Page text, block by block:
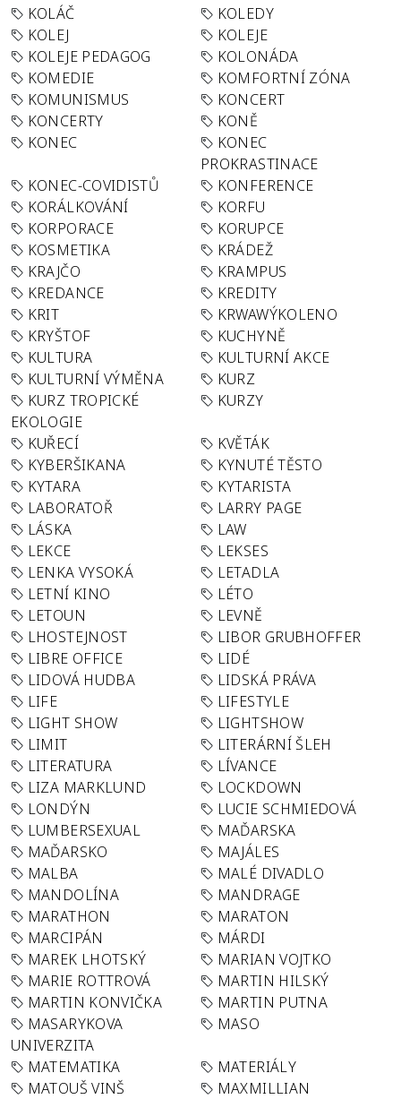
KOLÁČ
KOLEDY
KOLEJ
KOLEJE
KOLEJE PEDAGOG
KOLONÁDA
KOMEDIE
KOMFORTNÍ ZÓNA
KOMUNISMUS
KONCERT
KONCERTY
KONĚ
KONEC
KONEC
PROKRASTINACE
KONEC-COVIDISTŮ
KONFERENCE
KORÁLKOVÁNÍ
KORFU
KORPORACE
KORUPCE
KOSMETIKA
KRÁDEŽ
KRAJČO
KRAMPUS
KREDANCE
KREDITY
KRIT
KRWAWÝKOLENO
KRYŠTOF
KUCHYNĚ
KULTURA
KULTURNÍ AKCE
KULTURNÍ VÝMĚNA
KURZ
KURZ TROPICKÉ
EKOLOGIE
KURZY
KUŘECÍ
KVĚTÁK
KYBERŠIKANA
KYNUTÉ TĚSTO
KYTARA
KYTARISTA
LABORATOŘ
LARRY PAGE
LÁSKA
LAW
LEKCE
LEKSES
LENKA VYSOKÁ
LETADLA
LETNÍ KINO
LÉTO
LETOUN
LEVNĚ
LHOSTEJNOST
LIBOR GRUBHOFFER
LIBRE OFFICE
LIDÉ
LIDOVÁ HUDBA
LIDSKÁ PRÁVA
LIFE
LIFESTYLE
LIGHT SHOW
LIGHTSHOW
LIMIT
LITERÁRNÍ ŠLEH
LITERATURA
LÍVANCE
LIZA MARKLUND
LOCKDOWN
LONDÝN
LUCIE SCHMIEDOVÁ
LUMBERSEXUAL
MAĎARSKA
MAĎARSKO
MAJÁLES
MALBA
MALÉ DIVADLO
MANDOLÍNA
MANDRAGE
MARATHON
MARATON
MARCIPÁN
MÁRDI
MAREK LHOTSKÝ
MARIAN VOJTKO
MARIE ROTTROVÁ
MARTIN HILSKÝ
MARTIN KONVIČKA
MARTIN PUTNA
MASARYKOVA
UNIVERZITA
MASO
MATEMATIKA
MATERIÁLY
MATOUŠ VINŠ
MAXMILLIAN